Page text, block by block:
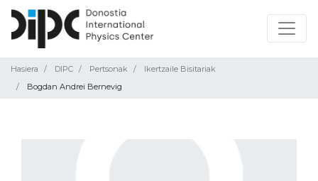
Hasiera DIPC Pertsonak
Ikertzaile Bisitariak
Bogdan Andrei Bernevig